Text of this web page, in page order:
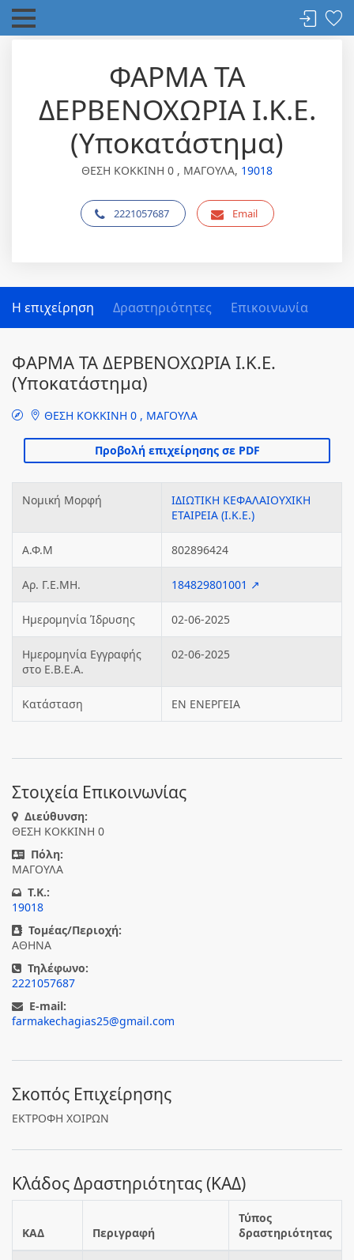
ΦΑΡΜΑ ΤΑ
ΔΕΡΒΕΝΟΧΩΡΙΑ Ι.Κ.Ε.
(Υποκατάστημα)
ΘΕΣΗ ΚΟΚΚΙΝΗ 0 , ΜΑΓΟΥΛΑ, 19018
2221057687 Email
Η επιχείρηση Δραστηριότητες Επικοινωνία
ΦΑΡΜΑ ΤΑ ΔΕΡΒΕΝΟΧΩΡΙΑ Ι.Κ.Ε.
(Υποκατάστημα)
ΘΕΣΗ ΚΟΚΚΙΝΗ 0 , ΜΑΓΟΥΛΑ
Νομική Μορφή
ΙΔΙΩΤΙΚΗ ΚΕΦΑΛΑΙΟΥΧΙΚΗ
ΕΤΑΙΡΕΙΑ (Ι.Κ.Ε.)
Α.Φ.Μ 802896424
Αρ. Γ.Ε.ΜΗ. 184829801001 ↗
Ημερομηνία Ίδρυσης 02-06-2025
Ημερομηνία Εγγραφής
στο Ε.Β.Ε.Α.
02-06-2025
Κατάσταση ΕΝ ΕΝΕΡΓΕΙΑ
Στοιχεία Επικοινωνίας
Διεύθυνση:
ΘΕΣΗ ΚΟΚΚΙΝΗ 0
Πόλη:
ΜΑΓΟΥΛΑ
T.K.:
19018
Τομέας/Περιοχή:
ΑΘΗΝΑ
Τηλέφωνο:
2221057687
E-mail:
farmakechagias25@gmail.com
Σκοπός Επιχείρησης
ΕΚΤΡΟΦΗ ΧΟΙΡΩΝ
Κλάδος Δραστηριότητας (ΚΑΔ)
ΚΑΔ Περιγραφή
Τύπος
δραστηριότητας